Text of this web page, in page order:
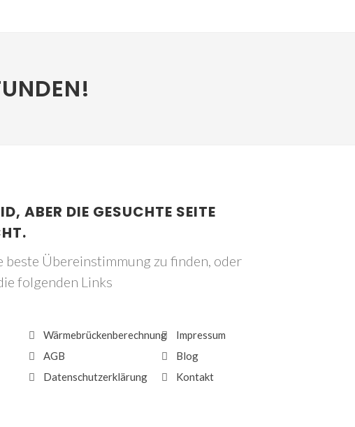
ABER DIE GESUCHTE SEITE
beste Übereinstimmung zu finden, oder
folgenden Links
Wärmebrückenberechnung
AGB
Datenschutzerklärung
Impressum
Blog
Kontakt